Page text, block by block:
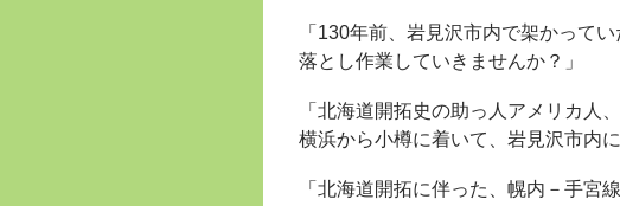
「130年前、岩見沢市内で架かって
落とし作業していきませんか？」
「北海道開拓史の助っ人アメリカ人
横浜から小樽に着いて、岩見沢市内
「北海道開拓に伴った、幌内－手宮